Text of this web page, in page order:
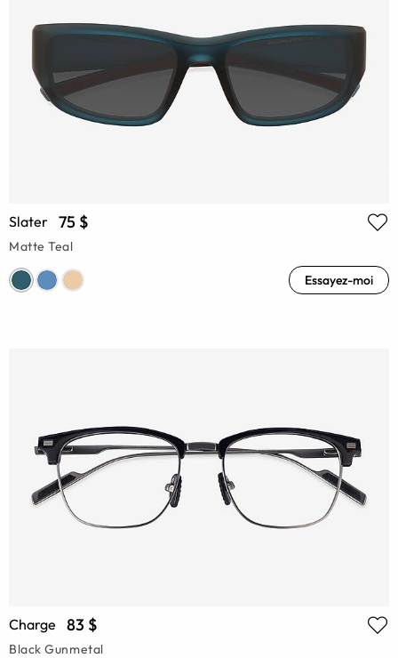
Slater 75 $
Matte Teal
Essayez-moi
Charge 83 $
Black Gunmetal